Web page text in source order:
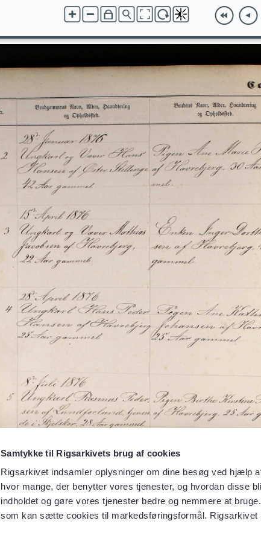
Samtykke til Rigsarkivets brug af cookies
Rigsarkivet indsamler oplysninger om dine besøg ved hjælp
hvor mange, der benytter vores tjenester, og hvordan disse
indholdet og gøre vores tjenester bedre og nemmere at
som kan sætte cookies til markedsføringsformål.